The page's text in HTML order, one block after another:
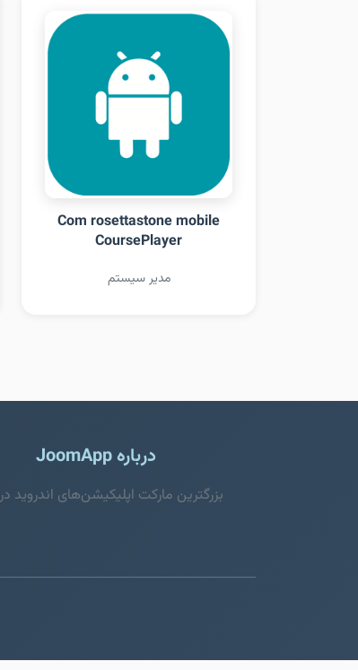
Com rosettastone mobile
CoursePlayer
مدیر سیستم
درباره JoomApp
بزرگترین مارکت اپلیکیشن‌های اندروید